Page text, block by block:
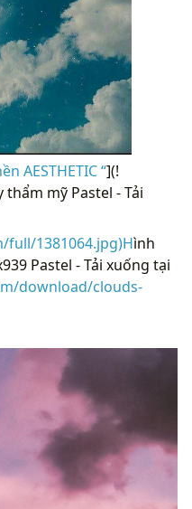
AESTHETIC “](!
mỹ Pastel - Tải
full/1381064.jpg)Hình
Pastel - Tải xuống tại
download/clouds-